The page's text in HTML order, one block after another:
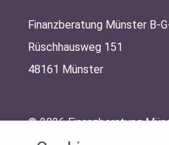
Finanzberatung Münster B-
Rüschhausweg 151
48161 Münster
© 2026 Finanzberatung